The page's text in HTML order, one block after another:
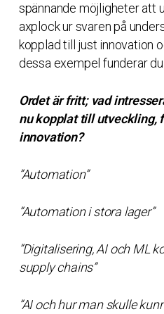
spännande möjligheter att
axplock ur svaren på
kopplad till just innovation
dessa exempel funderar
Ordet är fritt; vad
nu kopplat till utveckling,
innovation?
”Automation”
”Automation i stora lager”
”Digitalisering, AI och ML
supply chains”
”AI och hur man skulle